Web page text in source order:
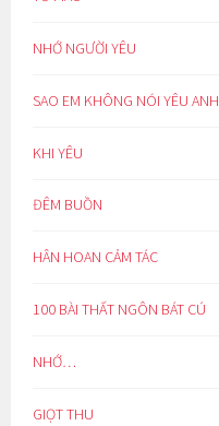
NHỚ NGƯỜI YÊU
SAO EM KHÔNG NÓI YÊU ANH
KHI YÊU
ĐÊM BUỒN
HÂN HOAN CẢM TÁC
100 BÀI THẤT NGÔN BÁT CÚ
NHỚ…
GIỌT THU